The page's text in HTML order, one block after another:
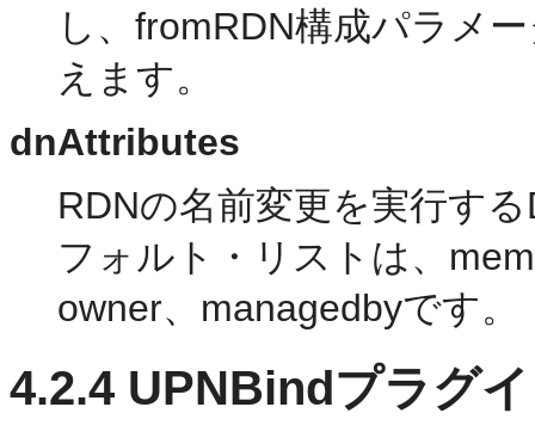
し、fromRDN構成パラメ
えます。
dnAttributes
RDNの名前変更を実行す
フォルト・リストは、
owner、managedbyです。
4.2.4 UPNBindプラグ